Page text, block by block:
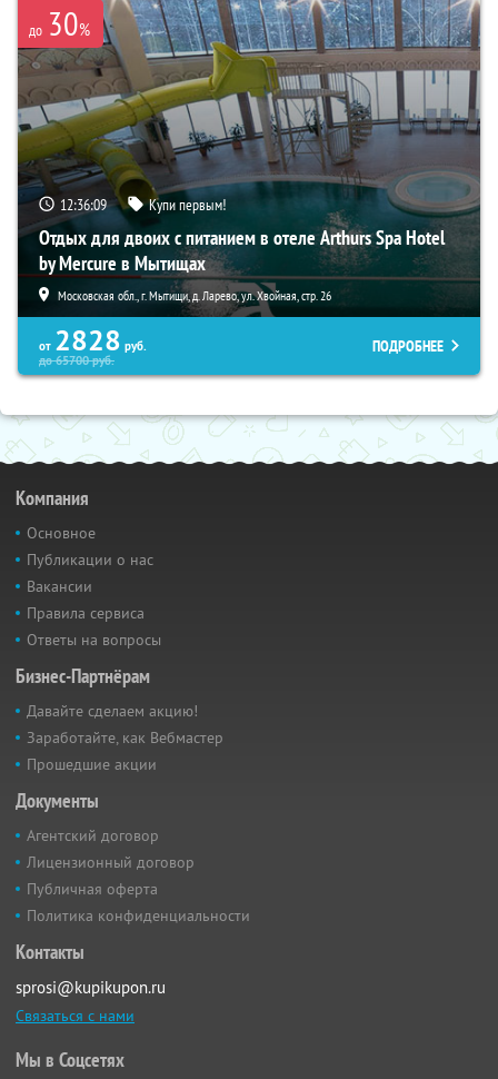
до 30%
12:36:07 Купи первым!
Отдых для двоих с питанием в отеле Arthurs Spa Hotel
by Mercure в Мытищах
Московская обл., г. Мытищи, д. Ларево, ул. Хвойная, стр. 26
от 2828 руб.
до65700руб.
ПОДРОБНЕЕ
Компания
Основное
Публикации о нас
Вакансии
Правила сервиса
Ответы на вопросы
Бизнес-Партнёрам
Давайте сделаем акцию!
Заработайте, как Вебмастер
Прошедшие акции
Документы
Агентский договор
Лицензионный договор
Публичная оферта
Политика конфиденциальности
Контакты
sprosi@kupikupon.ru
Связаться с нами
Мы в Соцсетях